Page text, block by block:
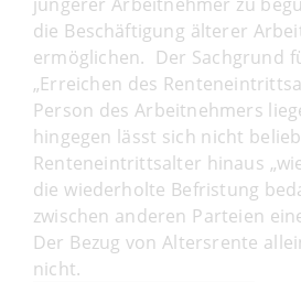
die Beschäftigung älterer
ermöglichen. Der Sachgrund
„Erreichen des
Person des Arbeitnehmers
hingegen lässt sich nicht
Renteneintrittsalter hinaus
die wiederholte Befristung
zwischen anderen Parteien
Der Bezug von Altersrente
nicht.